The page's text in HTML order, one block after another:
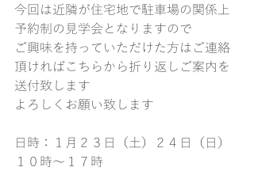
今回は近隣が住宅地で駐車場の関係上
予約制の見学会となりますので
ご興味を持っていただけた方はご連絡
頂ければこちらから折り返しご案内を
送付致します
よろしくお願い致します
日時：１月２３日（土）２４日（日）
１０時〜１７時